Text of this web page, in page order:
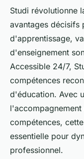
Formation
de studi
Mélina•30 décembre
Studi révolutionne
avantages décisifs
d'apprentissage,
d'enseignement
Accessible 24/7,
compétences
d'éducation. Avec
compétences,
essentielle pour
professionnel.